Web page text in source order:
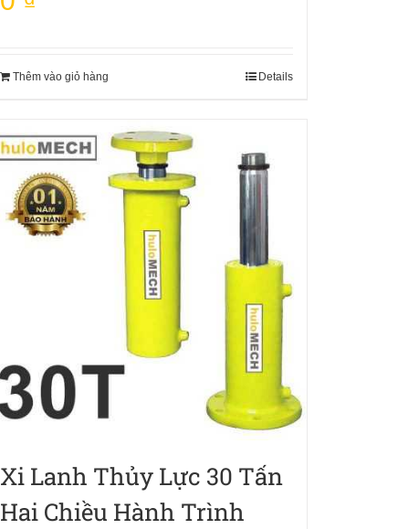
Thêm vào giỏ hàng Details
Xi Lanh Thủy Lực 30 Tấn
Hai Chiều Hành Trình